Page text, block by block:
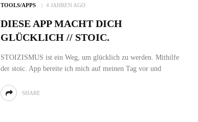
TOOLS/APPS 4 JAHREN AGO
DIESE APP MACHT DICH
GLÜCKLICH // STOIC.
STOIZISMUS ist ein Weg, um glücklich zu werden. Mithilfe
der stoic. App bereite ich mich auf meinen Tag vor und
SHARE